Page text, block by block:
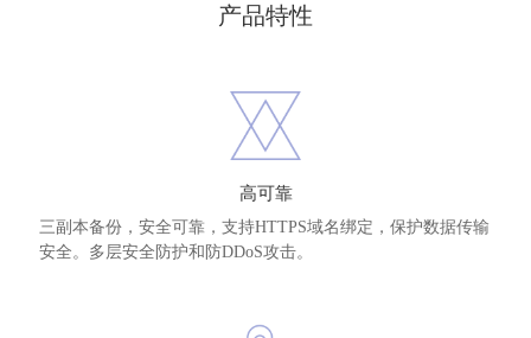
产品特性
高可靠
三副本备份，安全可靠，支持HTTPS域名绑定，保护数据传输
安全。多层安全防护和防DDoS攻击。